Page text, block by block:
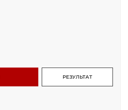
РЕЗУЛЬТАТ